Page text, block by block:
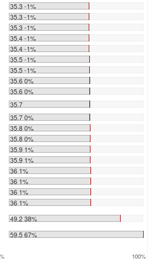
35.3 -1%
35.3 -1%
35.3 -1%
35.4 -1%
35.4 -1%
35.5 -1%
35.5 -1%
35.6 0%
35.6 0%
35.7
35.7 0%
35.8 0%
35.8 0%
35.9 1%
35.9 1%
36 1%
36 1%
36 1%
36 1%
49.2 38%
59.5 67%
100%